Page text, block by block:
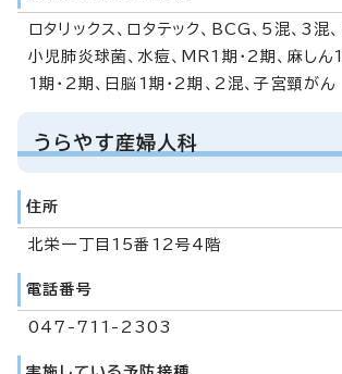
ロタリックス、ロタテック、BCG、5混、3混
小児肺炎球菌、水痘、MR1期・2期、麻しん
1期・2期、日脳1期・2期、2混、子宮頸がん
うらやす産婦人科
住所
北栄一丁目15番12号4階
電話番号
047-711-2303